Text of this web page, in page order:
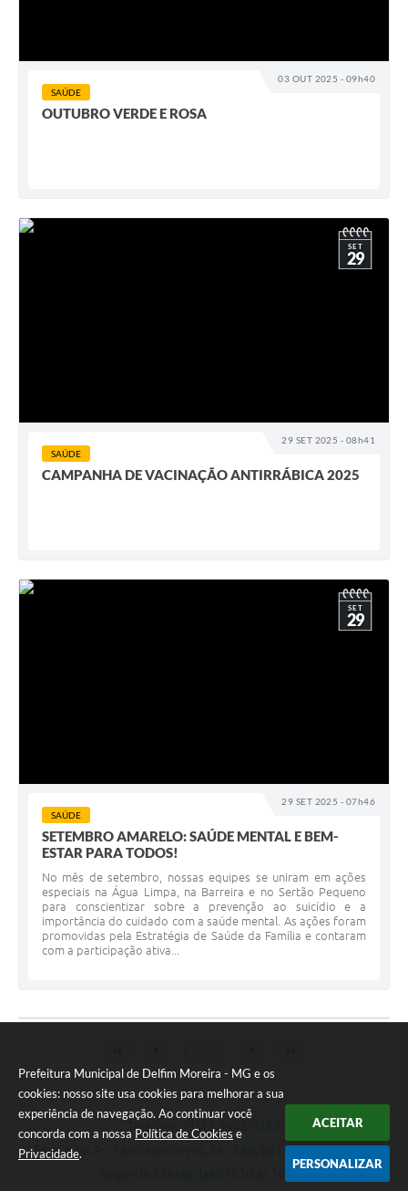
Prefeitura Municipal de Delfim Moreira - MG e os
cookies: nosso site usa cookies para melhorar a sua
experiência de navegação. Ao continuar você
concorda com a nossa Política de Cookies e
Privacidade.
ACEITAR
PERSONALIZAR
03 OUT 2025 - 09h40
SAÚDE
OUTUBRO VERDE E ROSA
29 SET 2025 - 08h41
SET
29
SAÚDE
CAMPANHA DE VACINAÇÃO ANTIRRÁBICA 2025
29 SET 2025 - 07h46
SET
29
SAÚDE
SETEMBRO AMARELO: SAÚDE MENTAL E BEM-
ESTAR PARA TODOS!
No mês de setembro, nossas equipes se uniram em ações
especiais na Água Limpa, na Barreira e no Sertão Pequeno
para conscientizar sobre a prevenção ao suicídio e a
importância do cuidado com a saúde mental. As ações foram
promovidas pela Estratégia de Saúde da Família e contaram
com a participação ativa...
Telefone: (35) 9 9948-3169
Endereço: Av. Tancredo Neves, 56 - Itagyba | CEP: 37514-000